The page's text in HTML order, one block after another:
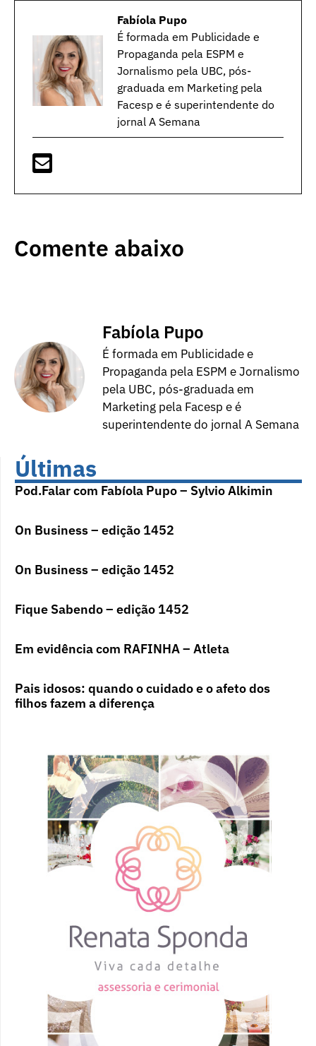
Fabíola Pupo
É formada em Publicidade e
Propaganda pela ESPM e
Jornalismo pela UBC, pós-
graduada em Marketing pela
Facesp e é superintendente do
jornal A Semana
Comente abaixo
Fabíola Pupo
É formada em Publicidade e
Propaganda pela ESPM e Jornalismo
pela UBC, pós-graduada em
Marketing pela Facesp e é
superintendente do jornal A Semana
Últimas
Pod.Falar com Fabíola Pupo – Sylvio Alkimin
On Business – edição 1452
On Business – edição 1452
Fique Sabendo – edição 1452
Em evidência com RAFINHA – Atleta
Pais idosos: quando o cuidado e o afeto dos
filhos fazem a diferença